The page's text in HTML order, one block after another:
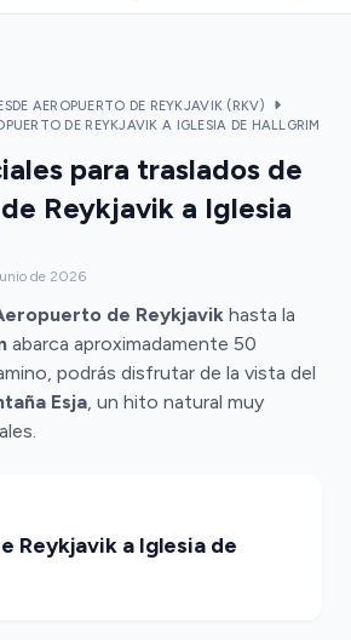
AEROPUERTO DE REYKJAVIK (RKV)
DE REYKJAVIK A IGLESIA DE HALLGRIM
para traslados de
Reykjavik a Iglesia
de 2026
de Reykjavik hasta la
abarca aproximadamente 50
podrás disfrutar de la vista del
Esja, un hito natural muy
Reykjavik a Iglesia de